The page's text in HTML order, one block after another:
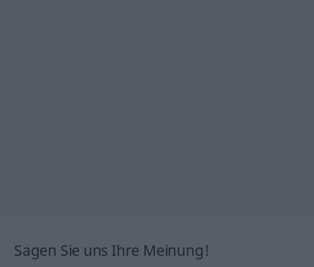
Sagen Sie uns Ihre Meinung!